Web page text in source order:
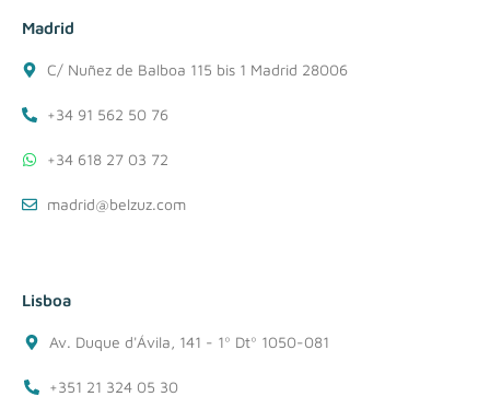
Madrid
C/ Nuñez de Balboa 115 bis 1 Madrid 28006
+34 91 562 50 76
+34 618 27 03 72
madrid@belzuz.com
Lisboa
Av. Duque d'Ávila, 141 - 1º Dtº 1050-081
+351 21 324 05 30